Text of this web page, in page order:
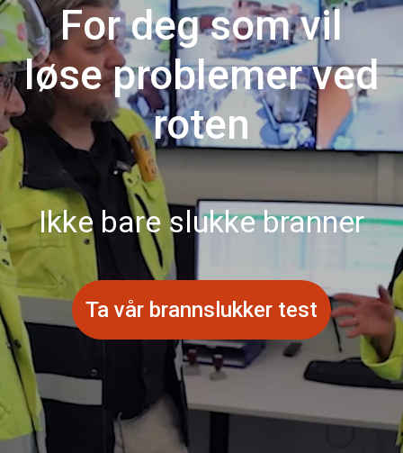
For deg som vil
løse problemer ved
roten
Ikke bare slukke branner
Ta vår brannslukker test